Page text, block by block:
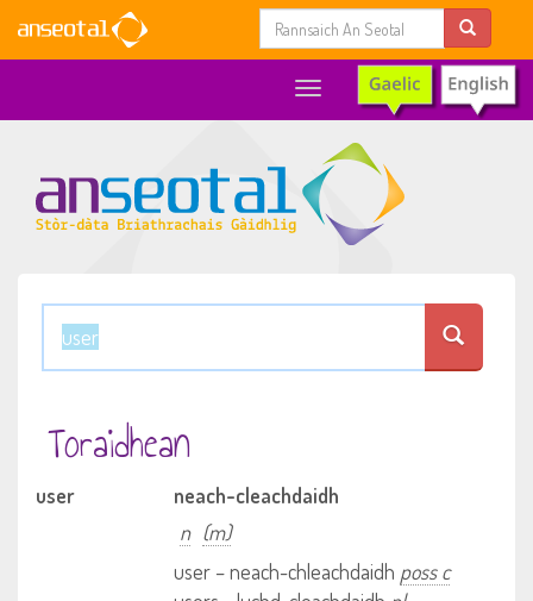
Toggle
navigation
Toraidhean
user
neach-cleachdaidh
n (m)
user – neach-chleachdaidh poss c